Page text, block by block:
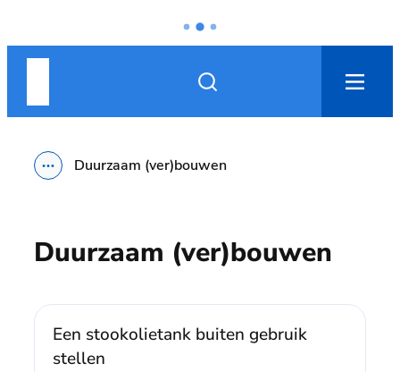
Naar inhoud
Zoek tonen / verbergen
Toon alle broodkruimel items
Duurzaam (ver)bouwen
Duurzaam (ver)bouwen
Een stookolietank buiten gebruik
stellen